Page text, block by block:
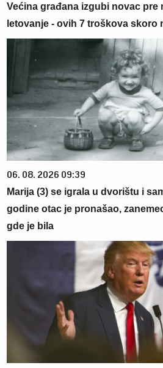
Većina građana izgubi novac pre
letovanje - ovih 7 troškova skoro
06. 08. 2026 09:39
Marija (3) se igrala u dvorištu i
godine otac je pronašao,
gde je bila